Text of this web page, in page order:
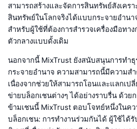
สามารถสร้างและจัดการสินทรัพย์สังเคร
สินทรัพย์ในโลกจริงได้แบบกระจายอำน
สำหรับผู้ใช้ที่ต้องการสำรวจเครื่องมือทา
ตัวกลางแบบดั้งเดิม
นอกจากนี้ MixTrust ยังสนับสนุนการทำ
กระจายอำนาจ ความสามารถนี้มีความส
เนื่องจากช่วยให้สามารถโอนและแลกเป
ข่ายบล็อกเชนต่างๆ ได้อย่างราบรื่น ด้วย
ข้ามเชนนี้ MixTrust ตอบโจทย์หนึ่งในค
บล็อกเชน: การทำงานร่วมกันได้ ผู้ใช้ได้